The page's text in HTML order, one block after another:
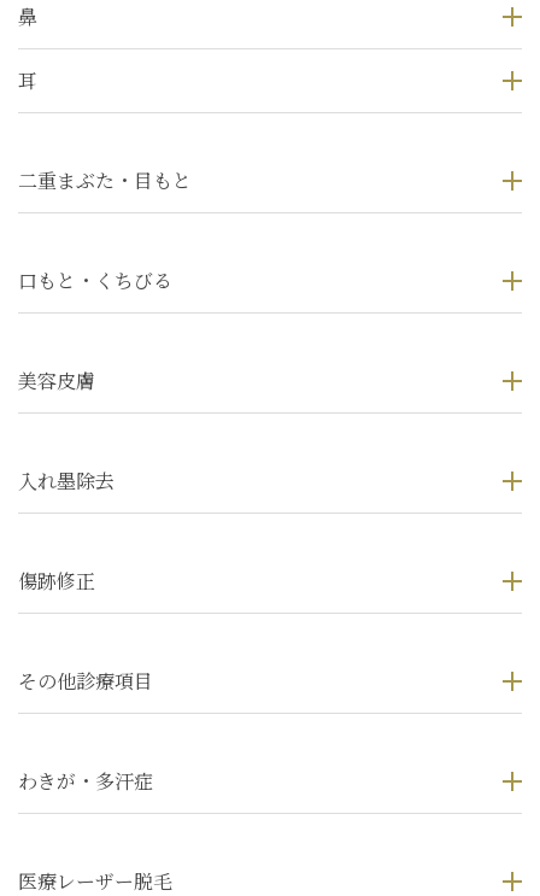
鼻
耳
二重まぶた・目もと
口もと・くちびる
美容皮膚
入れ墨除去
傷跡修正
その他診療項目
わきが・多汗症
医療レーザー脱毛